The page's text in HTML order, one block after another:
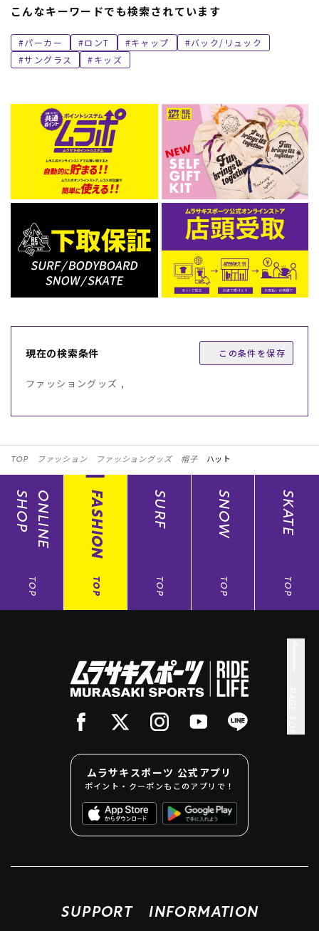
こんなキーワードでも検索されています
パーカー ロンT キャップ
バック/リュック
サングラス
キッズ
現在の検索条件 この条件を保存
ファッショングッズ ,
TOP ファッション ファッショングッズ 帽子 ハット
ONLINE
SHOP
TOP
FASHION
TOP
SURF
TOP
SNOW
TOP
SKATE
TOP
ムラサキスポーツ 公式アプリ
ポイント・クーポンもこのアプリで！
SUPPORT INFORMATION